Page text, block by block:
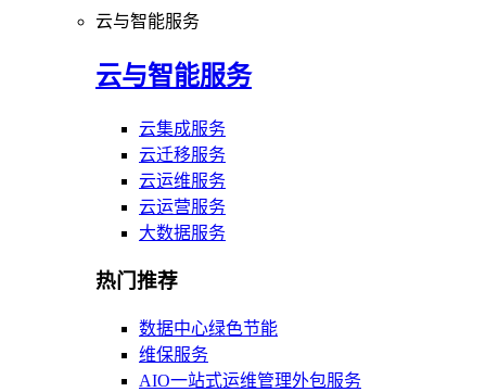
云与智能服务
云与智能服务
云集成服务
云迁移服务
云运维服务
云运营服务
大数据服务
热门推荐
数据中心绿色节能
维保服务
AIO一站式运维管理外包服务